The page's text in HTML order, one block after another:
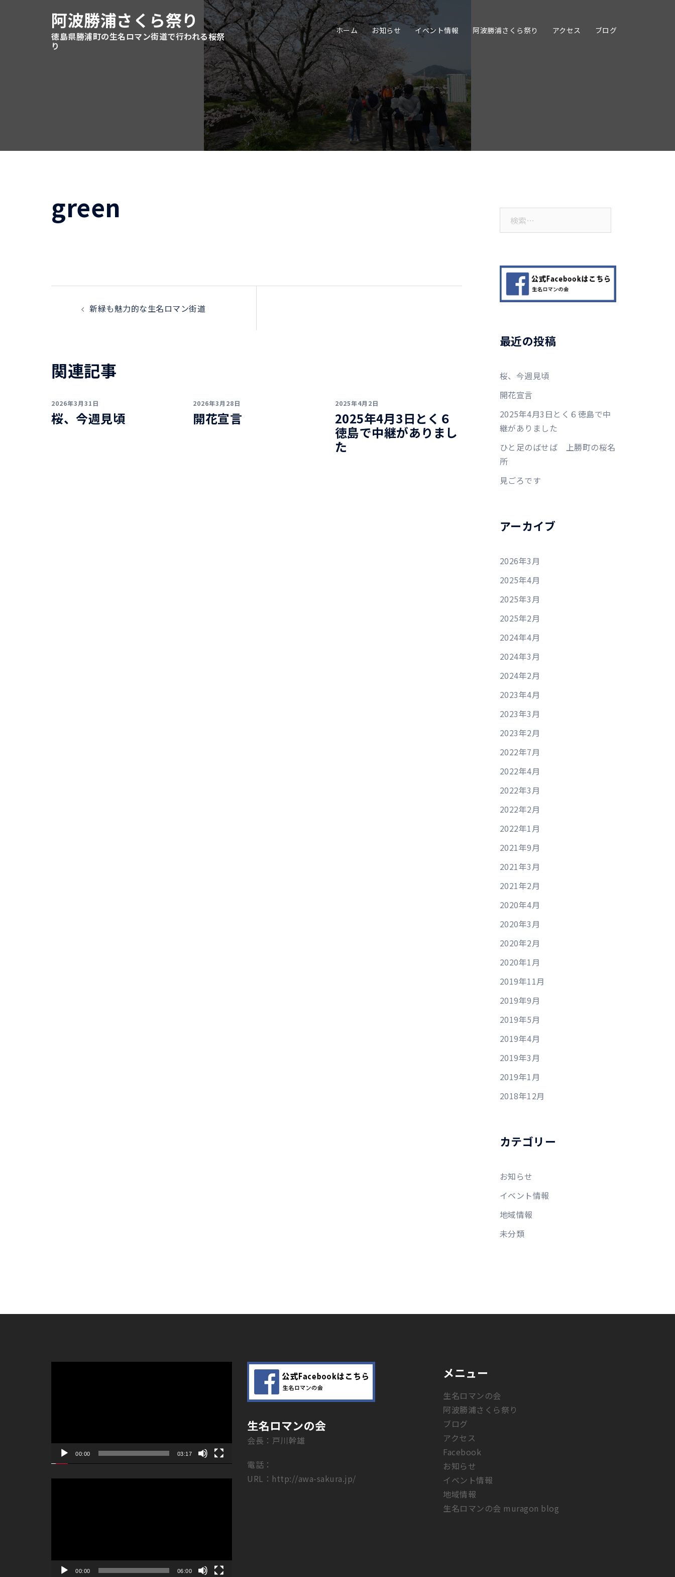
阿波勝浦さくら祭り
徳島県勝浦町の生名ロマン街道で行われる桜祭
り
ホーム お知らせ イベント情報 阿波勝浦さくら祭り アクセス ブログ
green
ビ
ゲ
ー
新緑も魅力的な生名ロマン街道
関連記事
2026年3月31日
桜、今週見頃
2026年3月28日
開花宣言
2025年4月2日
2025年4月3日とく６
徳島で中継がありまし
た
最近の投稿
桜、今週見頃
開花宣言
2025年4月3日とく６徳島で中
継がありました
ひと足のばせば 上勝町の桜名
所
見ごろです
アーカイブ
2026年3月
2025年4月
2025年3月
2025年2月
2024年4月
2024年3月
2024年2月
2023年4月
2023年3月
2023年2月
2022年7月
2022年4月
2022年3月
2022年2月
2022年1月
2021年9月
2021年3月
2021年2月
2020年4月
2020年3月
2020年2月
2020年1月
2019年11月
2019年9月
2019年5月
2019年4月
2019年3月
2019年1月
2018年12月
カテゴリー
お知らせ
イベント情報
地域情報
未分類
00:00 03:17
00:00 06:00
生名ロマンの会
会長：戸川幹雄
電話：
URL： http://awa-sakura.jp/
メニュー
生名ロマンの会
阿波勝浦さくら祭り
ブログ
アクセス
Facebook
お知らせ
イベント情報
地域情報
生名ロマンの会 muragon blog